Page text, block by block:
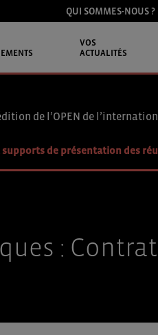
QUI SOMMES-NOUS ?
VOS
ACTUALITÉS
de l’OPEN de
supports de présentation des
: